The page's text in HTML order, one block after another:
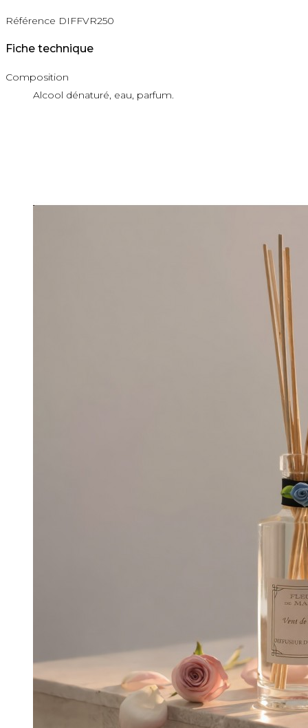
Référence DIFFVR250
Fiche technique
Composition
Alcool dénaturé, eau, parfum.